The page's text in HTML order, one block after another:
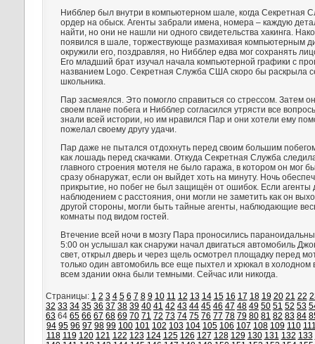
Нибблер был внутри в компьютерном шале, когда Секретная
ордер на обыск. Агенты забрали имена, номера – каждую
найти, но они не нашли ни одного свидетельства хакинга.
появился в шале, торжествующе размахивая компьютерным
окружили его, поздравляя, но Нибблер едва мог сохранять
Его младший брат изучал начала компьютерной графики с
названием Logo. Секретная Служба США скоро бы раскрыла
школьника.
Пар засмеялся. Это помогло справиться со стрессом. Затем
своем плане побега и Нибблер согласился утрясти все
знали всей истории, но им нравился Пар и они хотели ему
пожелал своему другу удачи.
Пар даже не пытался отдохнуть перед своим большим
как лошадь перед скачками. Откуда Секретная Служба
главного строения мотеля не было гаража, в котором он мог
сразу обнаружат, если он выйдет хоть на минуту. Ночь
прикрытие, но побег не был защищён от ошибок. Если агенты
наблюдением с расстояния, они могли не заметить как он
другой стороны, могли быть тайные агенты, наблюдающие
комнаты под видом гостей.
Втечение всей ночи в мозгу Пара проносились
5:00 он услышал как снаружи начал двигаться автомобиль
свет, открыл дверь и через щель осмотрел площадку перед
только один автомобиль все еще пыхтел и хрюкал в холодном
всем здании окна были темными. Сейчас или никогда.
Страницы: 1 2 3 4 5 6 7 8 9 10 11 12 13 14 15 16 17 18 19 20 21 22
32 33 34 35 36 37 38 39 40 41 42 43 44 45 46 47 48 49 50 51 52 53
63 64 65 66 67 68 69 70 71 72 73 74 75 76 77 78 79 80 81 82 83 84
94 95 96 97 98 99 100 101 102 103 104 105 106 107 108 109 110
118 119 120 121 122 123 124 125 126 127 128 129 130 131 132 133